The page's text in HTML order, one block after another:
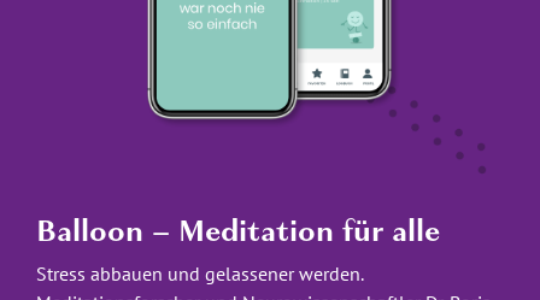
Balloon – Meditation für alle
Stress abbauen und gelassener werden.